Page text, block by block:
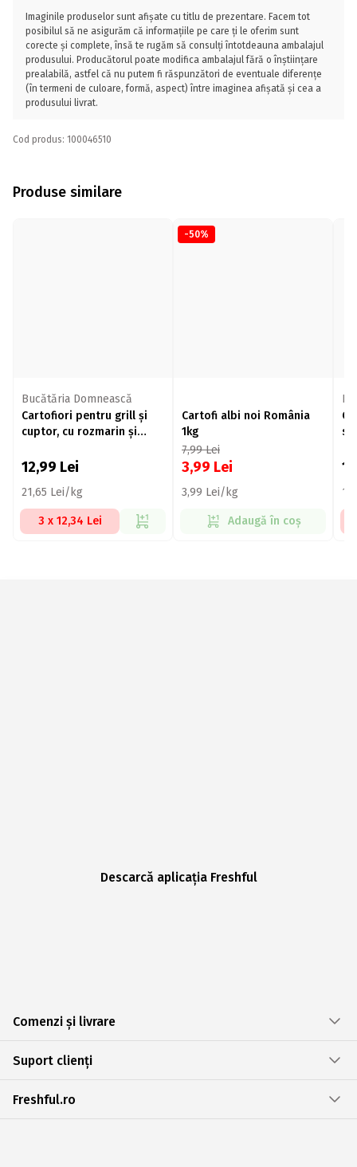
Imaginile produselor sunt afișate cu titlu de prezentare. Facem tot
posibilul să ne asigurăm că informațiile pe care ți le oferim sunt
corecte și complete, însă te rugăm să consulți întotdeauna ambalajul
produsului. Producătorul poate modifica ambalajul fără o înștiințare
prealabilă, astfel că nu putem fi răspunzători de eventuale diferențe
(în termeni de culoare, formă, aspect) între imaginea afișată și cea a
produsului livrat.
Cod produs: 100046510
Produse similare
Bucătăria Domnească
Cartofiori pentru grill și
cuptor, cu rozmarin și
12,99 Lei
21,65 Lei/kg
3 x 12,34 Lei
-50%
Cartofi albi noi România
1kg
7,99Lei
3,99 Lei
3,99 Lei/kg
Adaugă în coș
Descarcă aplicația Freshful
Comenzi și livrare
Suport clienți
Freshful.ro